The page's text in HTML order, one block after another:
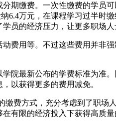
缴费。一次性缴费的学员
万元，在课程学习过半时
员的经济压力，让更多职场
费用等。不过这些费用并非
院最新公布的学费标准为准
以获得更多的费用减免。
费方式，充分考虑到了职场
有限的经济投入下获得高质